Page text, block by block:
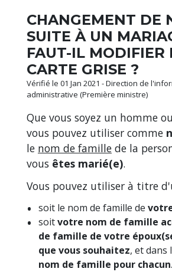
CHANGEMENT DE
SUITE À UN
FAUT-IL MODIFIER
CARTE GRISE ?
Vérifié le 01 Jan 2021 - Direction de
administrative (Première ministre)
Que vous soyez un homme
vous pouvez utiliser comme
le nom de famille de la
vous êtes marié(e).
Vous pouvez utiliser à titre
soit le nom de famille de
soitvotre nom de famille
de famille de votre
que vous souhaitez, et dans
nom de famille pour chacun.